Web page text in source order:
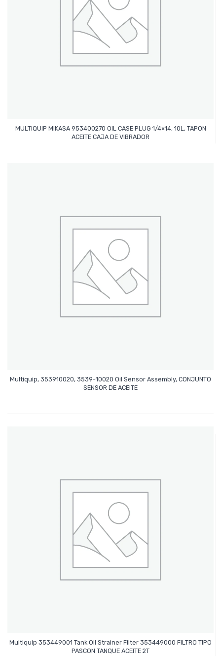
MULTIQUIP MIKASA 953400270 OIL CASE PLUG 1/4×14, 10L, TAPON
ACEITE CAJA DE VIBRADOR
Leer Más
Multiquip, 353910020, 3539-10020 Oil Sensor Assembly, CONJUNTO
SENSOR DE ACEITE
Leer Más
Multiquip 353449001 Tank Oil Strainer Filter 353449000 FILTRO TIPO
PASCON TANQUE ACEITE 2T
Leer Más